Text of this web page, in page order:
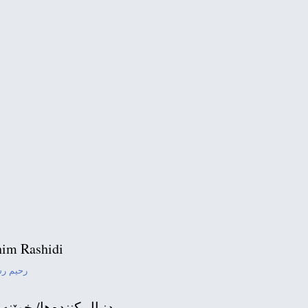
رحیم رشیدی: بنی صدر
Rashidi
رحیم